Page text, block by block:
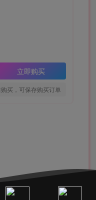
立即购买
买，可保存购买订单